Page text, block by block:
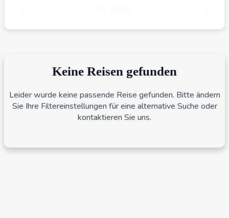
Keine Reisen gefunden
Leider wurde keine passende Reise gefunden. Bitte ändern
Sie Ihre Filtereinstellungen für eine alternative Suche oder
kontaktieren Sie uns.